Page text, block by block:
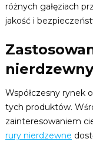
różnych gałęziach
jakość i
Współczesny rynek
tych produktów.
zainteresowaniem
rury nierdzewne